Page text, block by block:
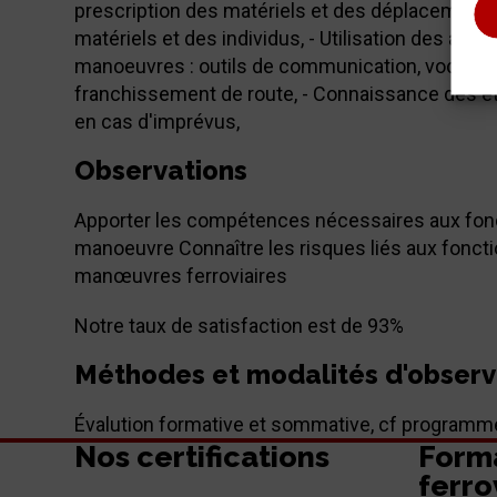
prescription des matériels et des
matériels et des individus, - Utilisation des
manoeuvres : outils de communication,
franchissement de route, - Connaissance des
en cas d'imprévus,
Observations
Apporter les compétences nécessaires aux
manoeuvre Connaître les risques liés aux
manœuvres ferroviaires
Notre taux de satisfaction est de 93%
Méthodes et modalités
Évalution formative et sommative, cf
Nos certifications